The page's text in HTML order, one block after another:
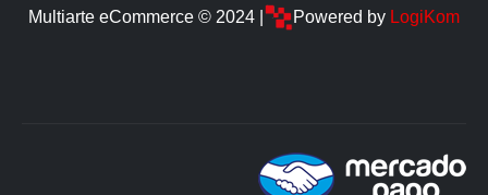
Multiarte eCommerce © 2024 | Powered by LogiKom